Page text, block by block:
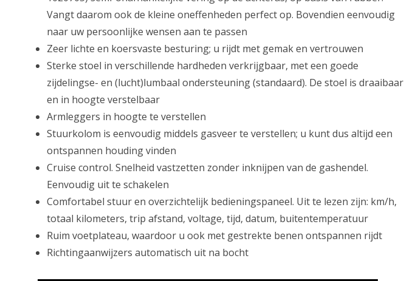
Vangt daarom ook de kleine oneffenheden perfect op. Bovendien eenvoudig
naar uw persoonlijke wensen aan te passen
Zeer lichte en koersvaste besturing; u rijdt met gemak en vertrouwen
Sterke stoel in verschillende hardheden verkrijgbaar, met een goede
zijdelingse- en (lucht)lumbaal ondersteuning (standaard). De stoel is draaibaar
en in hoogte verstelbaar
Armleggers in hoogte te verstellen
Stuurkolom is eenvoudig middels gasveer te verstellen; u kunt dus altijd een
ontspannen houding vinden
Cruise control. Snelheid vastzetten zonder inknijpen van de gashendel.
Eenvoudig uit te schakelen
Comfortabel stuur en overzichtelijk bedieningspaneel. Uit te lezen zijn: km/h,
totaal kilometers, trip afstand, voltage, tijd, datum, buitentemperatuur
Ruim voetplateau, waardoor u ook met gestrekte benen ontspannen rijdt
Richtingaanwijzers automatisch uit na bocht